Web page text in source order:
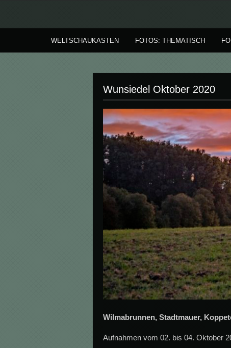
WELTSCHAUKASTEN FOTOS: THEMATISCH
Wunsiedel Oktober 2020
Wilmabrunnen, Stadtmauer,
Aufnahmen vom 02. bis 04. Oktober